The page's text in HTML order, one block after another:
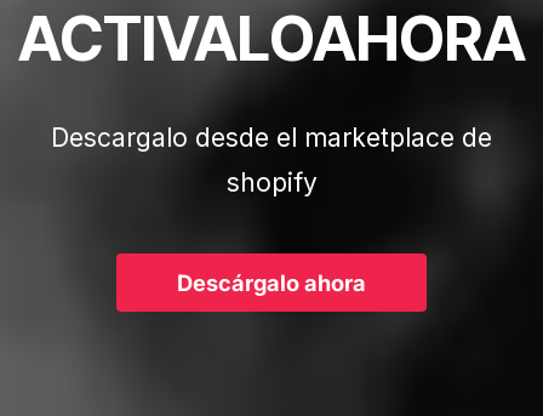
ACTIVALOAHORA
Descargalo desde el marketplace de
shopify
Descárgalo ahora